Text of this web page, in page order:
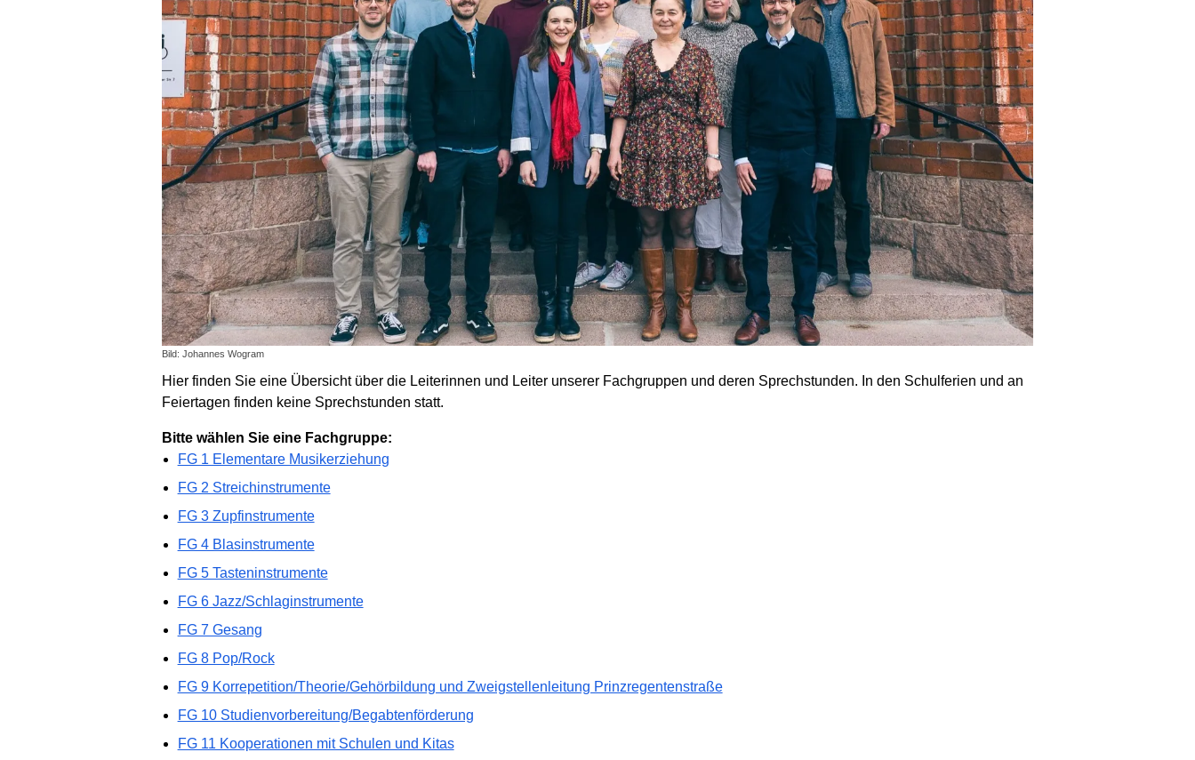
Bild: Johannes Wogram
Hier finden Sie eine Übersicht über die Leiterinnen und Leiter unserer Fachgruppen und deren Sprechstunden. In den Schulferien und an
Feiertagen finden keine Sprechstunden statt.
Bitte wählen Sie eine Fachgruppe:
FG 1 Elementare Musikerziehung
FG 2 Streichinstrumente
FG 3 Zupfinstrumente
FG 4 Blasinstrumente
FG 5 Tasteninstrumente
FG 6 Jazz/Schlaginstrumente
FG 7 Gesang
FG 8 Pop/Rock
FG 9 Korrepetition/Theorie/Gehörbildung und Zweigstellenleitung Prinzregentenstraße
FG 10 Studienvorbereitung/Begabtenförderung
FG 11 Kooperationen mit Schulen und Kitas